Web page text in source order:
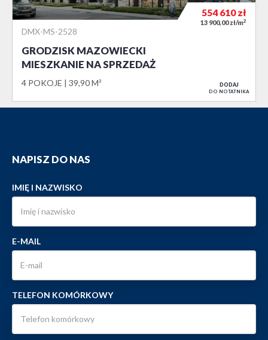
DMX-MS-2528
GRODZISK MAZOWIECKI
MIESZKANIE NA SPRZEDAŻ
4 POKOJE 39,90 M²
554 610zł
13 900,00 zł/m2
DODAJ
DO NOTATNIKA
NAPISZ DO NAS
IMIĘ I NAZWISKO
E-MAIL
TELEFON KOMÓRKOWY